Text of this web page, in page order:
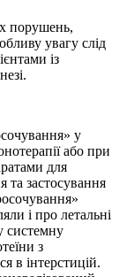
порушень,
увагу слід
із
у
або при
для
та застосування
і про летальні
системну
з
в інтерстицій.